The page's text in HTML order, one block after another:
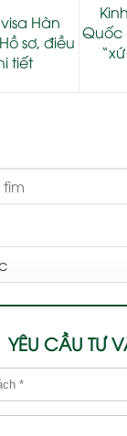
Hàn
sơ, điều
tiết
Quốc
YÊU CẦU TƯ